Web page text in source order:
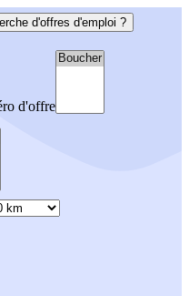
d'offres d'emploi ?
d'offre